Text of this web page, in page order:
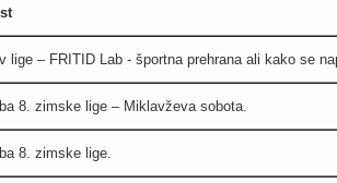
lige – FRITID Lab - športna prehrana ali kako se
8. zimske lige – Miklavževa sobota.
8. zimske lige.